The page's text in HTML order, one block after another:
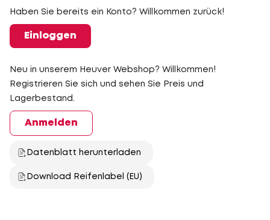
Haben Sie bereits ein Konto? Willkommen zurück!
Einloggen
Neu in unserem Heuver Webshop? Willkommen!
Registrieren Sie sich und sehen Sie Preis und
Lagerbestand.
Anmelden
Datenblatt herunterladen
Download Reifenlabel (EU)